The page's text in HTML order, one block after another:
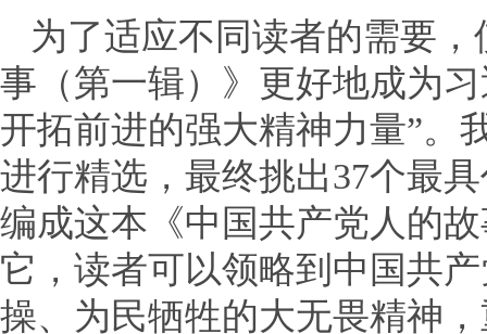
为了适应不同读者的需要
事（第一辑）》更好地成为
开拓前进的强大精神力量”。
进行精选，最终挑出37个最
编成这本《中国共产党人的
它，读者可以领略到中国共
操、为民牺牲的大无畏精神